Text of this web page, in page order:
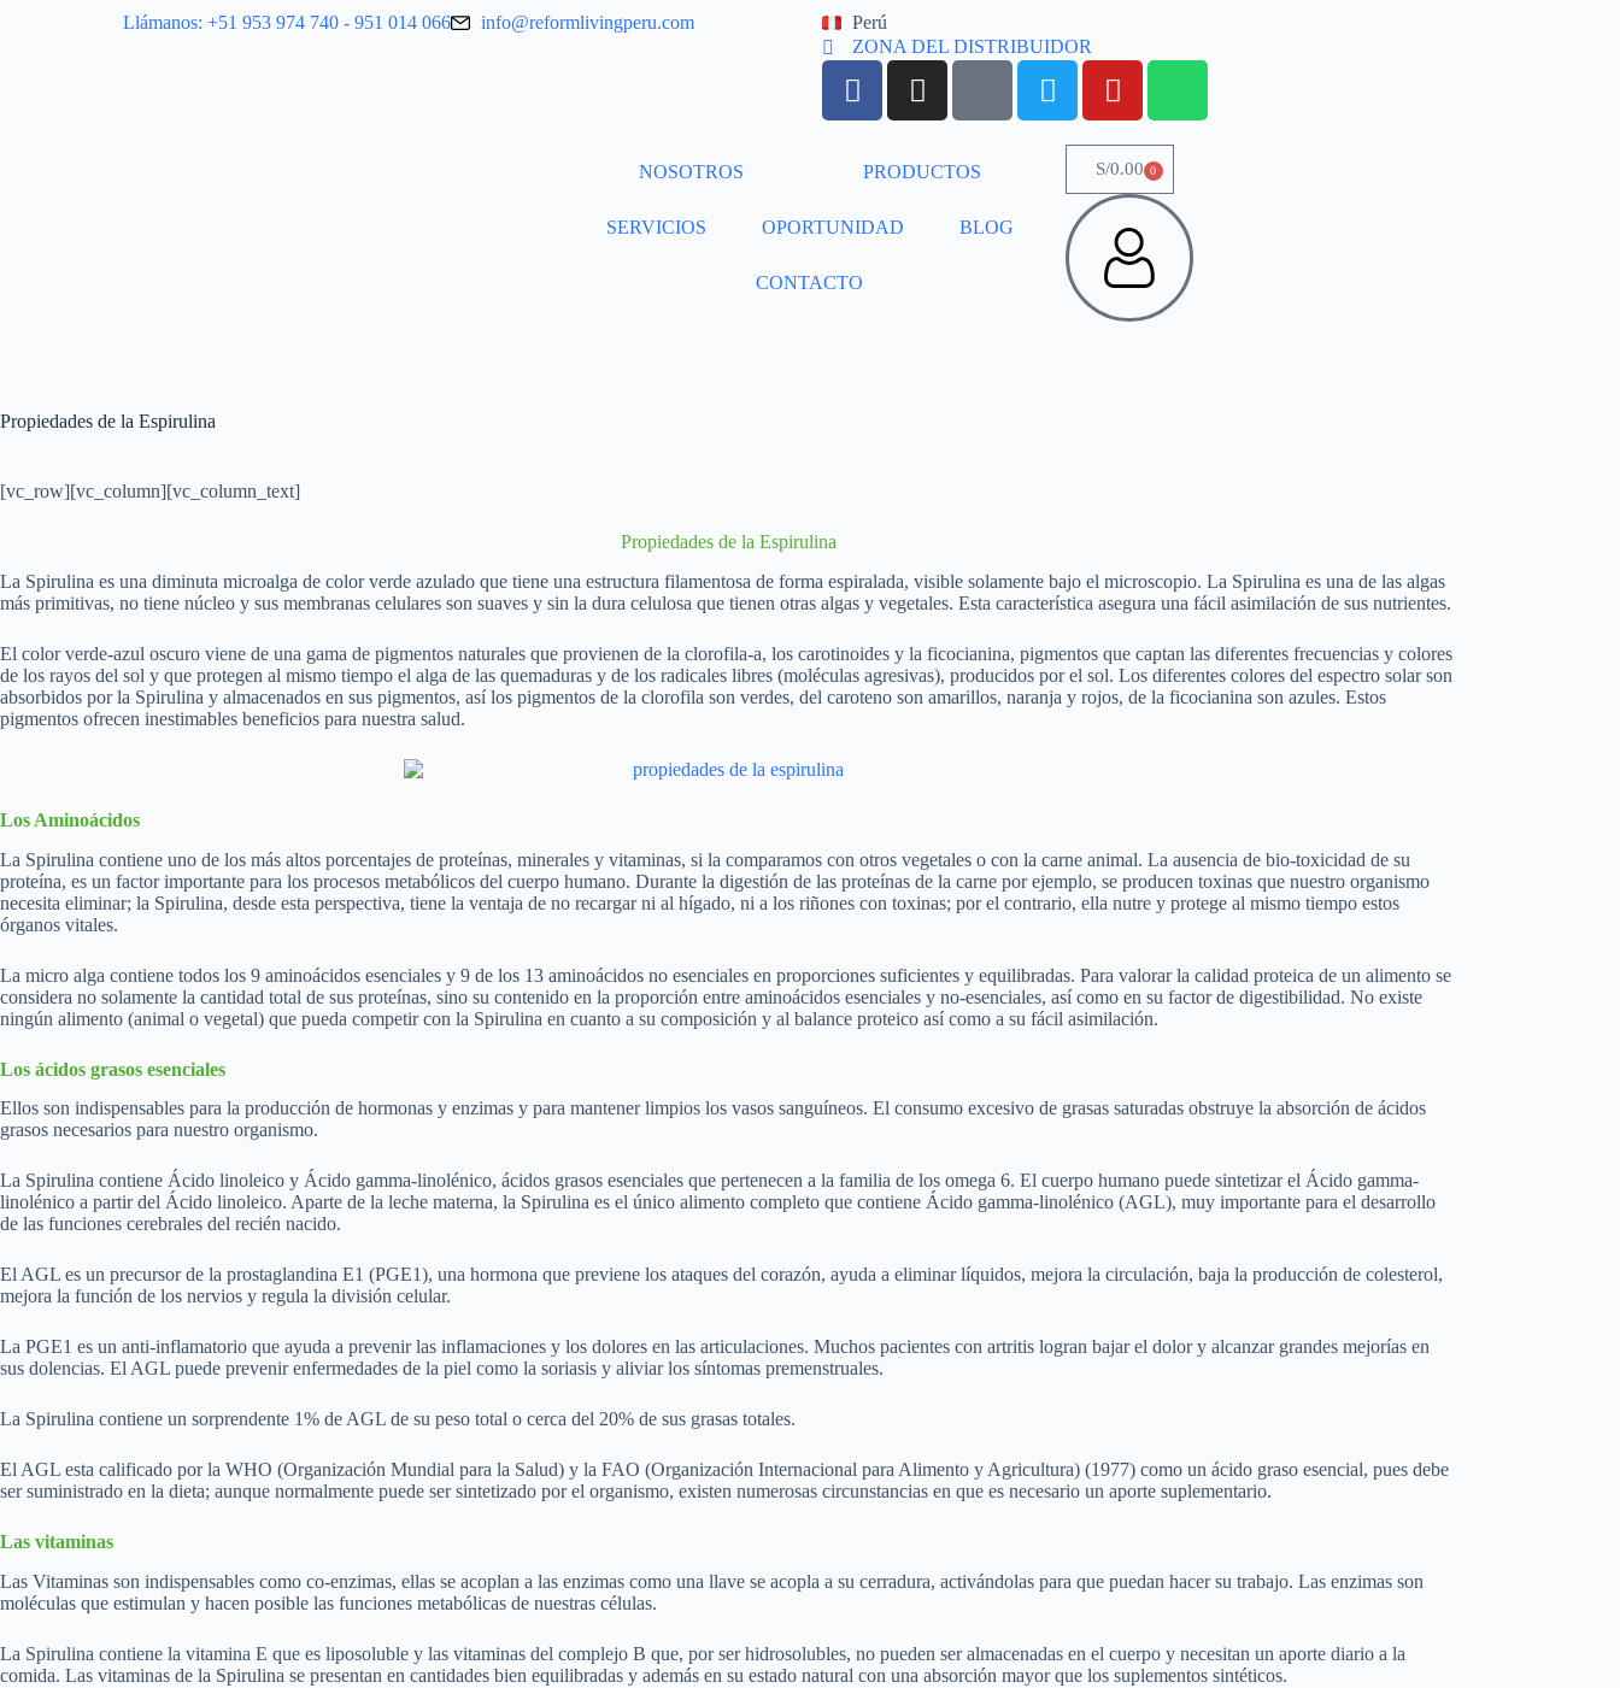
Llámanos: +51 953 974 740 - 951 014 066 info@reformlivingperu.com
Perú
ZONA DEL DISTRIBUIDOR
NOSOTROS PRODUCTOS
SERVICIOS OPORTUNIDAD BLOG
CONTACTO
S/0.00 0
Propiedades de la Espirulina
[vc_row][vc_column][vc_column_text]
Propiedades de la Espirulina
La Spirulina es una diminuta microalga de color verde azulado que tiene una estructura filamentosa de forma espiralada, visible solamente bajo el microscopio. La Spirulina es una de las algas
más primitivas, no tiene núcleo y sus membranas celulares son suaves y sin la dura celulosa que tienen otras algas y vegetales. Esta característica asegura una fácil asimilación de sus nutrientes.
El color verde-azul oscuro viene de una gama de pigmentos naturales que provienen de la clorofila-a, los carotinoides y la ficocianina, pigmentos que captan las diferentes frecuencias y colores
de los rayos del sol y que protegen al mismo tiempo el alga de las quemaduras y de los radicales libres (moléculas agresivas), producidos por el sol. Los diferentes colores del espectro solar son
absorbidos por la Spirulina y almacenados en sus pigmentos, así los pigmentos de la clorofila son verdes, del caroteno son amarillos, naranja y rojos, de la ficocianina son azules. Estos
pigmentos ofrecen inestimables beneficios para nuestra salud.
Los Aminoácidos
La Spirulina contiene uno de los más altos porcentajes de proteínas, minerales y vitaminas, si la comparamos con otros vegetales o con la carne animal. La ausencia de bio-toxicidad de su
proteína, es un factor importante para los procesos metabólicos del cuerpo humano. Durante la digestión de las proteínas de la carne por ejemplo, se producen toxinas que nuestro organismo
necesita eliminar; la Spirulina, desde esta perspectiva, tiene la ventaja de no recargar ni al hígado, ni a los riñones con toxinas; por el contrario, ella nutre y protege al mismo tiempo estos
órganos vitales.
La micro alga contiene todos los 9 aminoácidos esenciales y 9 de los 13 aminoácidos no esenciales en proporciones suficientes y equilibradas. Para valorar la calidad proteica de un alimento se
considera no solamente la cantidad total de sus proteínas, sino su contenido en la proporción entre aminoácidos esenciales y no-esenciales, así como en su factor de digestibilidad. No existe
ningún alimento (animal o vegetal) que pueda competir con la Spirulina en cuanto a su composición y al balance proteico así como a su fácil asimilación.
Los ácidos grasos esenciales
Ellos son indispensables para la producción de hormonas y enzimas y para mantener limpios los vasos sanguíneos. El consumo excesivo de grasas saturadas obstruye la absorción de ácidos
grasos necesarios para nuestro organismo.
La Spirulina contiene Ácido linoleico y Ácido gamma-linolénico, ácidos grasos esenciales que pertenecen a la familia de los omega 6. El cuerpo humano puede sintetizar el Ácido gamma-
linolénico a partir del Ácido linoleico. Aparte de la leche materna, la Spirulina es el único alimento completo que contiene Ácido gamma-linolénico (AGL), muy importante para el desarrollo
de las funciones cerebrales del recién nacido.
El AGL es un precursor de la prostaglandina E1 (PGE1), una hormona que previene los ataques del corazón, ayuda a eliminar líquidos, mejora la circulación, baja la producción de colesterol,
mejora la función de los nervios y regula la división celular.
La PGE1 es un anti-inflamatorio que ayuda a prevenir las inflamaciones y los dolores en las articulaciones. Muchos pacientes con artritis logran bajar el dolor y alcanzar grandes mejorías en
sus dolencias. El AGL puede prevenir enfermedades de la piel como la soriasis y aliviar los síntomas premenstruales.
La Spirulina contiene un sorprendente 1% de AGL de su peso total o cerca del 20% de sus grasas totales.
El AGL esta calificado por la WHO (Organización Mundial para la Salud) y la FAO (Organización Internacional para Alimento y Agricultura) (1977) como un ácido graso esencial, pues debe
ser suministrado en la dieta; aunque normalmente puede ser sintetizado por el organismo, existen numerosas circunstancias en que es necesario un aporte suplementario.
Las vitaminas
Las Vitaminas son indispensables como co-enzimas, ellas se acoplan a las enzimas como una llave se acopla a su cerradura, activándolas para que puedan hacer su trabajo. Las enzimas son
moléculas que estimulan y hacen posible las funciones metabólicas de nuestras células.
La Spirulina contiene la vitamina E que es liposoluble y las vitaminas del complejo B que, por ser hidrosolubles, no pueden ser almacenadas en el cuerpo y necesitan un aporte diario a la
comida. Las vitaminas de la Spirulina se presentan en cantidades bien equilibradas y además en su estado natural con una absorción mayor que los suplementos sintéticos.